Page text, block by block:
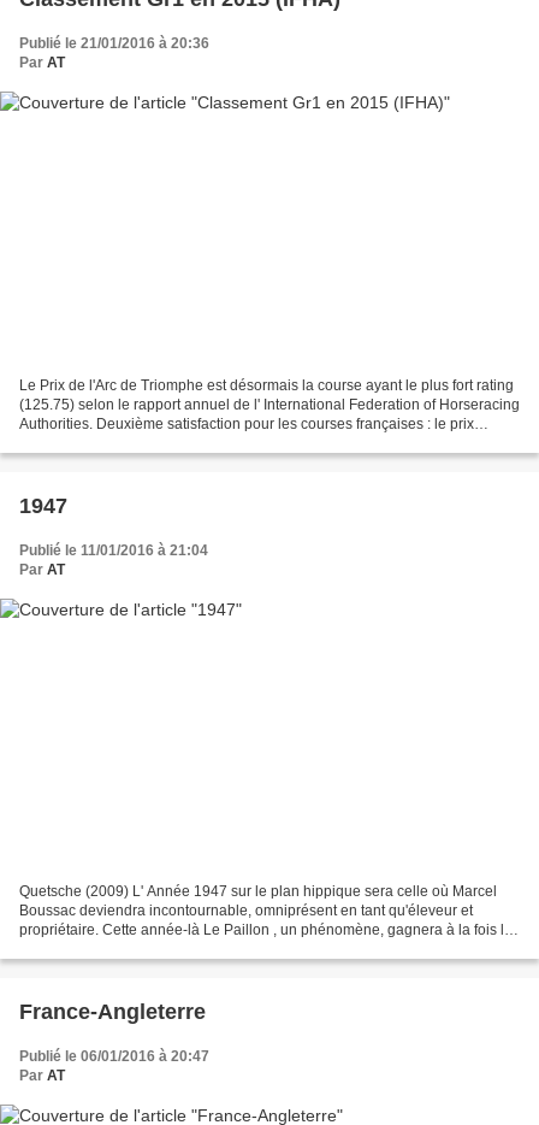
Publié le 21/01/2016 à 20:36
Par AT
Le Prix de l'Arc de Triomphe est désormais la course ayant le plus fort rating
(125.75) selon le rapport annuel de l' International Federation of Horseracing
Authorities. Deuxième satisfaction pour les courses françaises : le prix
1947
Publié le 11/01/2016 à 21:04
Par AT
Quetsche (2009) L' Année 1947 sur le plan hippique sera celle où Marcel
Boussac deviendra incontournable, omniprésent en tant qu'éleveur et
propriétaire. Cette année-là Le Paillon , un phénomène, gagnera à la fois la
France-Angleterre
Publié le 06/01/2016 à 20:47
Par AT